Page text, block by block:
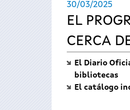
encuentra
aquí
30/03/2025
EL
CERCA
El Diario
bibliotecas
El catálogo